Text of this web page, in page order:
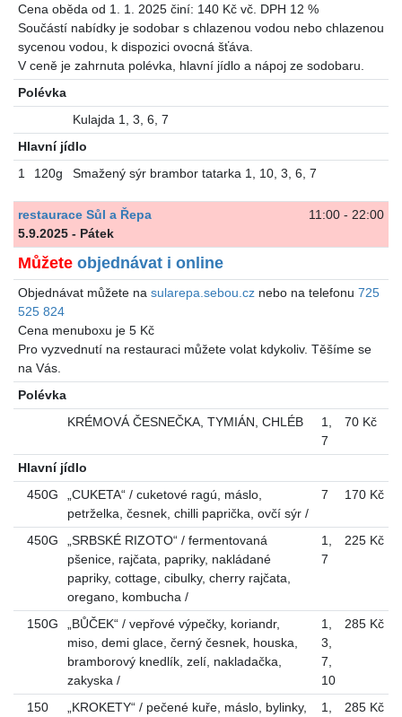
Cena oběda od 1. 1. 2025 činí: 140 Kč vč. DPH 12 %
Součástí nabídky je sodobar s chlazenou vodou nebo chlazenou
sycenou vodou, k dispozici ovocná šťáva.
V ceně je zahrnuta polévka, hlavní jídlo a nápoj ze sodobaru.
Polévka
Kulajda 1, 3, 6, 7
Hlavní jídlo
1
120g Smažený sýr brambor tatarka 1, 10, 3, 6, 7
11:00 - 22:00
restaurace Sůl a Řepa
5.9.2025 - Pátek
Můžete objednávat i online
Objednávat můžete na sularepa.sebou.cznebo na telefonu 725
525 824
Cena menuboxu je 5 Kč
Pro vyzvednutí na restauraci můžete volat kdykoliv. Těšíme se
na Vás.
Polévka
KRÉMOVÁ ČESNEČKA, TYMIÁN, CHLÉB
1
7
70 Kč
Hlavní jídlo
450G
„CUKETA“ / cuketové ragú, máslo,
petrželka, česnek, chilli paprička, ovčí sýr /
7 170 Kč
450G
„SRBSKÉ RIZOTO“ / fermentovaná
pšenice, rajčata, papriky, nakládané
papriky, cottage, cibulky, cherry rajčata,
oregano, kombucha /
1
7
225 Kč
150G
„BŮČEK“ / vepřové výpečky, koriandr,
miso, demi glace, černý česnek, houska,
bramborový knedlík, zelí, nakladačka,
zakyska /
1
3
7
10
285 Kč
150
„KROKETY“ / pečené kuře, máslo, bylinky,
1 285 Kč